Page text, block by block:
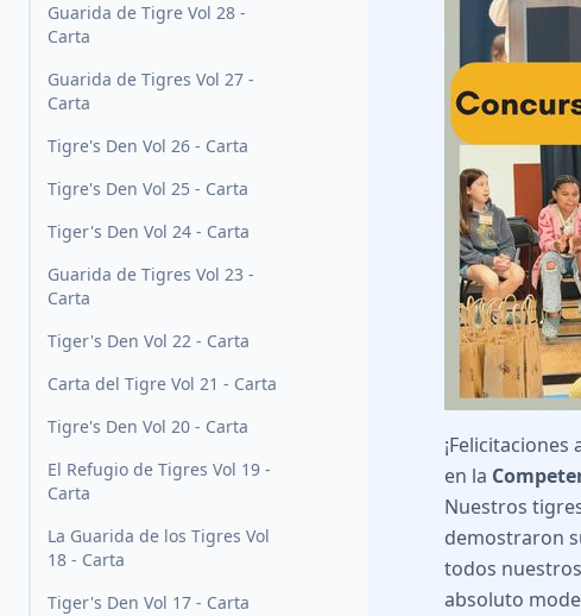
Guarida de Tigre Vol 28 -
Carta
Guarida de Tigres Vol 27 -
Carta
Tigre's Den Vol 26 - Carta
Tigre's Den Vol 25 - Carta
Tiger's Den Vol 24 - Carta
Guarida de Tigres Vol 23 -
Carta
Tiger's Den Vol 22 - Carta
Carta del Tigre Vol 21 - Carta
Tigre's Den Vol 20 - Carta
El Refugio de Tigres Vol 19 -
Carta
La Guarida de los Tigres Vol
18 - Carta
Tiger's Den Vol 17 - Carta
¡Felicitaciones
en la
Nuestros
demostraron
todos
absoluto